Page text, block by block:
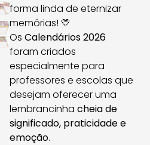
forma linda de eternizar
memórias! 💛
Os Calendários 2026
foram criados
especialmente para
professores e escolas que
desejam oferecer uma
lembrancinha cheia de
significado, praticidade e
emoção.